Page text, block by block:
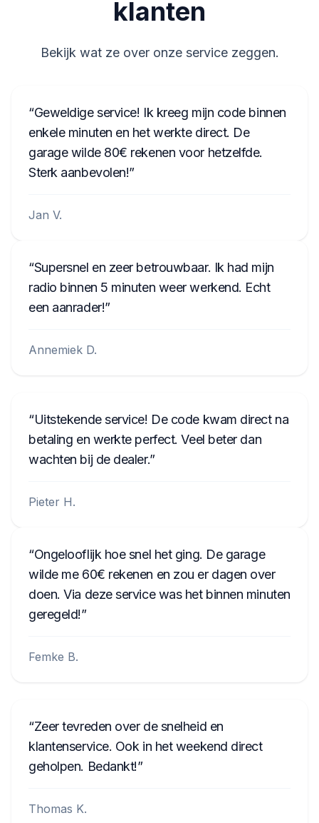
AUZ5Z4C5221241
klanten
Bekijk wat ze over onze service zeggen.
Geweldige service! Ik kreeg mijn code binnen
enkele minuten en het werkte direct. De
garage wilde 80€ rekenen voor hetzelfde.
Sterk aanbevolen!
Jan V.
Supersnel en zeer betrouwbaar. Ik had mijn
radio binnen 5 minuten weer werkend. Echt
een aanrader!
Annemiek D.
Uitstekende service! De code kwam direct na
betaling en werkte perfect. Veel beter dan
wachten bij de dealer.
Pieter H.
Ongelooflijk hoe snel het ging. De garage
wilde me 60€ rekenen en zou er dagen over
doen. Via deze service was het binnen minuten
geregeld!
Femke B.
Zeer tevreden over de snelheid en
klantenservice. Ook in het weekend direct
geholpen. Bedankt!
Thomas K.